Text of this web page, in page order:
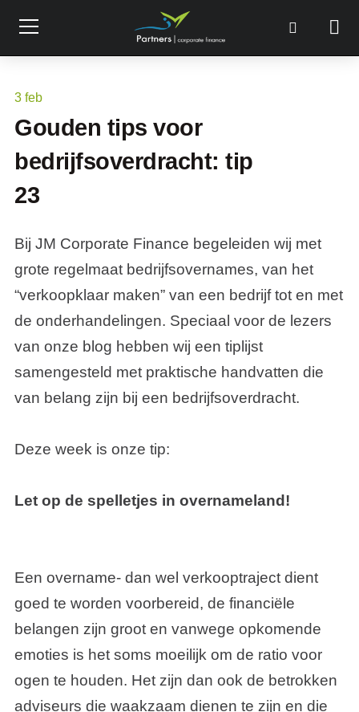
3 feb
Gouden tips voor
bedrijfsoverdracht: tip
23
Bij JM Corporate Finance begeleiden wij met
grote regelmaat bedrijfsovernames, van het
“verkoopklaar maken” van een bedrijf tot en met
de onderhandelingen. Speciaal voor de lezers
van onze blog hebben wij een tiplijst
samengesteld met praktische handvatten die
van belang zijn bij een bedrijfsoverdracht.
Deze week is onze tip:
Let op de spelletjes in overnameland!
Een overname- dan wel verkooptraject dient
goed te worden voorbereid, de financiële
belangen zijn groot en vanwege opkomende
emoties is het soms moeilijk om de ratio voor
ogen te houden. Het zijn dan ook de betrokken
adviseurs die waakzaam dienen te zijn en die